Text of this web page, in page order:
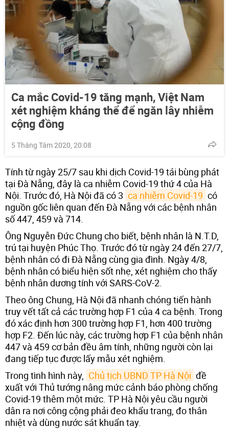
Ca mắc Covid-19 tăng mạnh, Việt Nam
xét nghiệm kháng thể để ngăn lây nhiễm
cộng đồng
5 Tháng Tám 2020, 20:08
Tính từ ngày 25/7 sau khi dịch Covid-19 tái bùng phát
tại Đà Nẵng, đây là ca nhiễm Covid-19 thứ 4 của Hà
Nội. Trước đó, Hà Nội đã có 3 ca nhiễm Covid-19 có
nguồn gốc liên quan đến Đà Nẵng với các bệnh nhân
số 447, 459 và 714.
Ông Nguyễn Đức Chung cho biết, bệnh nhân là N.T.D,
trú tại huyện Phúc Thọ. Trước đó từ ngày 24 đến 27/7,
bệnh nhân có đi Đà Nẵng cùng gia đình. Ngày 4/8,
bệnh nhân có biểu hiện sốt nhẹ, xét nghiệm cho thấy
bệnh nhân dương tính với SARS-CoV-2.
Theo ông Chung, Hà Nội đã nhanh chóng tiến hành
truy vết tất cả các trường hợp F1 của 4 ca bệnh. Trong
đó xác định hơn 300 trường hợp F1, hơn 400 trường
hợp F2. Đến lúc này, các trường hợp F1 của bệnh nhân
447 và 459 cơ bản đều âm tính, những người còn lại
đang tiếp tục được lấy mẫu xét nghiệm.
Trong tình hình này, Chủ tịch UBND TP Hà Nội đề
xuất với Thủ tướng nâng mức cảnh báo phòng chống
Covid-19 thêm một mức. TP Hà Nội yêu cầu người
dân ra nơi công cộng phải đeo khẩu trang, đo thân
nhiệt và dùng nước sát khuẩn tay.